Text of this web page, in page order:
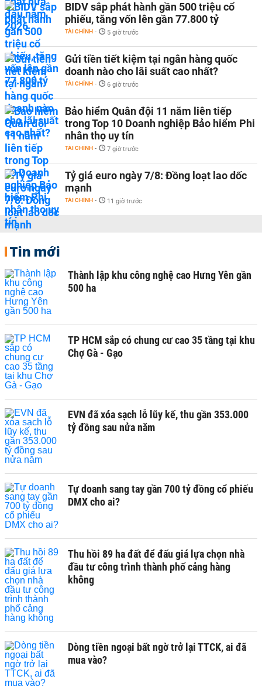
BIDV sắp phát hành gần 500 triệu cổ
phiếu, tăng vốn lên gần 77.800 tỷ
TÀI CHÍNH - 5 giờ trước
Gửi tiền tiết kiệm tại ngân hàng quốc
doanh nào cho lãi suất cao nhất?
TÀI CHÍNH - 6 giờ trước
Bảo hiểm Quân đội 11 năm liên tiếp
trong Top 10 Doanh nghiệp Bảo hiểm Phi
nhân thọ uy tín
TÀI CHÍNH - 7 giờ trước
Tỷ giá euro ngày 7/8: Đồng loạt lao dốc
mạnh
TÀI CHÍNH - 11 giờ trước
Tin mới
Thành lập khu công nghệ cao Hưng Yên gần
500 ha
TP HCM sắp có chung cư cao 35 tầng tại khu
Chợ Gà - Gạo
EVN đã xóa sạch lỗ lũy kế, thu gần 353.000
tỷ đồng sau nửa năm
Tự doanh sang tay gần 700 tỷ đồng cổ phiếu
DMX cho ai?
Thu hồi 89 ha đất để đấu giá lựa chọn nhà
đầu tư công trình thành phố cảng hàng
không
Dòng tiền ngoại bất ngờ trở lại TTCK, ai đã
mua vào?